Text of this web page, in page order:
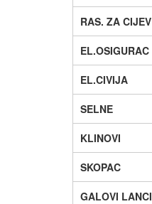
RAS. ZA CIJEV
EL.OSIGURAC
EL.CIVIJA
SELNE
KLINOVI
SKOPAC
GALOVI LANCI